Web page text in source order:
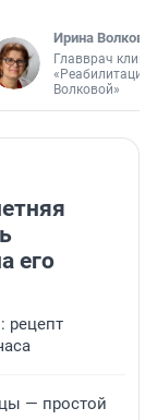
Ирина Волкова
Главврач
«Реабилитация
Волковой»
его
рецепт
— простой